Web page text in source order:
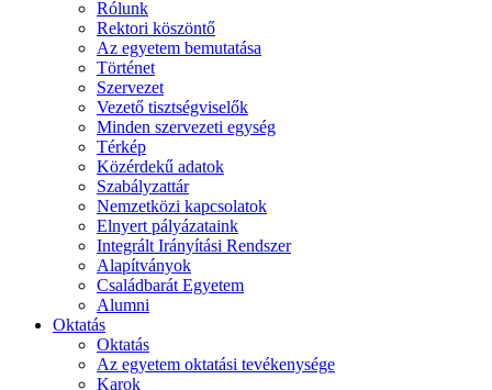
Rólunk
Rektori köszöntő
Az egyetem bemutatása
Történet
Szervezet
Vezető tisztségviselők
Minden szervezeti egység
Térkép
Közérdekű adatok
Szabályzattár
Nemzetközi kapcsolatok
Elnyert pályázataink
Integrált Irányítási Rendszer
Alapítványok
Családbarát Egyetem
Alumni
Oktatás
Oktatás
Az egyetem oktatási tevékenysége
Karok